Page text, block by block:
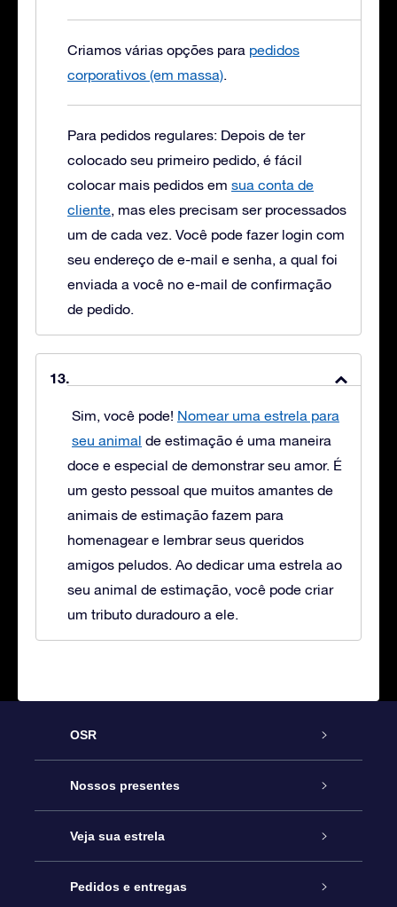
Criamos várias opções para pedidos
corporativos (em massa).
Para pedidos regulares: Depois de ter
colocado seu primeiro pedido, é fácil
colocar mais pedidos em sua conta de
cliente, mas eles precisam ser processados
um de cada vez. Você pode fazer login com
seu endereço de e-mail e senha, a qual foi
enviada a você no e-mail de confirmação
de pedido.
Sim, você pode! Nomear uma estrela para
seu animal de estimação é uma maneira
doce e especial de demonstrar seu amor. É
um gesto pessoal que muitos amantes de
animais de estimação fazem para
homenagear e lembrar seus queridos
amigos peludos. Ao dedicar uma estrela ao
seu animal de estimação, você pode criar
um tributo duradouro a ele.
OSR
Serviço
Entre em contato conosco
Blog
Nossos presentes
Presente estrelar on-line
Pacote de presente da OSR
Veja sua estrela
Star Register
Pedidos e entregas